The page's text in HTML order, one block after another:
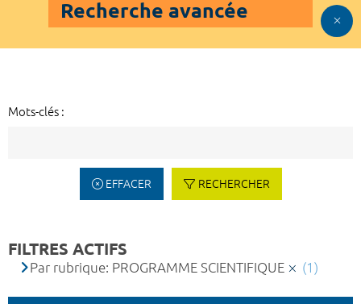
Recherche avancée
Mots-clés :
EFFACER RECHERCHER
FILTRES ACTIFS
Par rubrique: PROGRAMME SCIENTIFIQUE (1)